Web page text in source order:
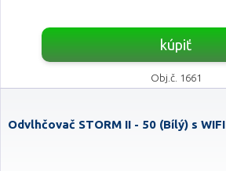
kúpiť
Obj.č. 1661
Odvlhčovač STORM II - 50 (Bílý) s WIFI